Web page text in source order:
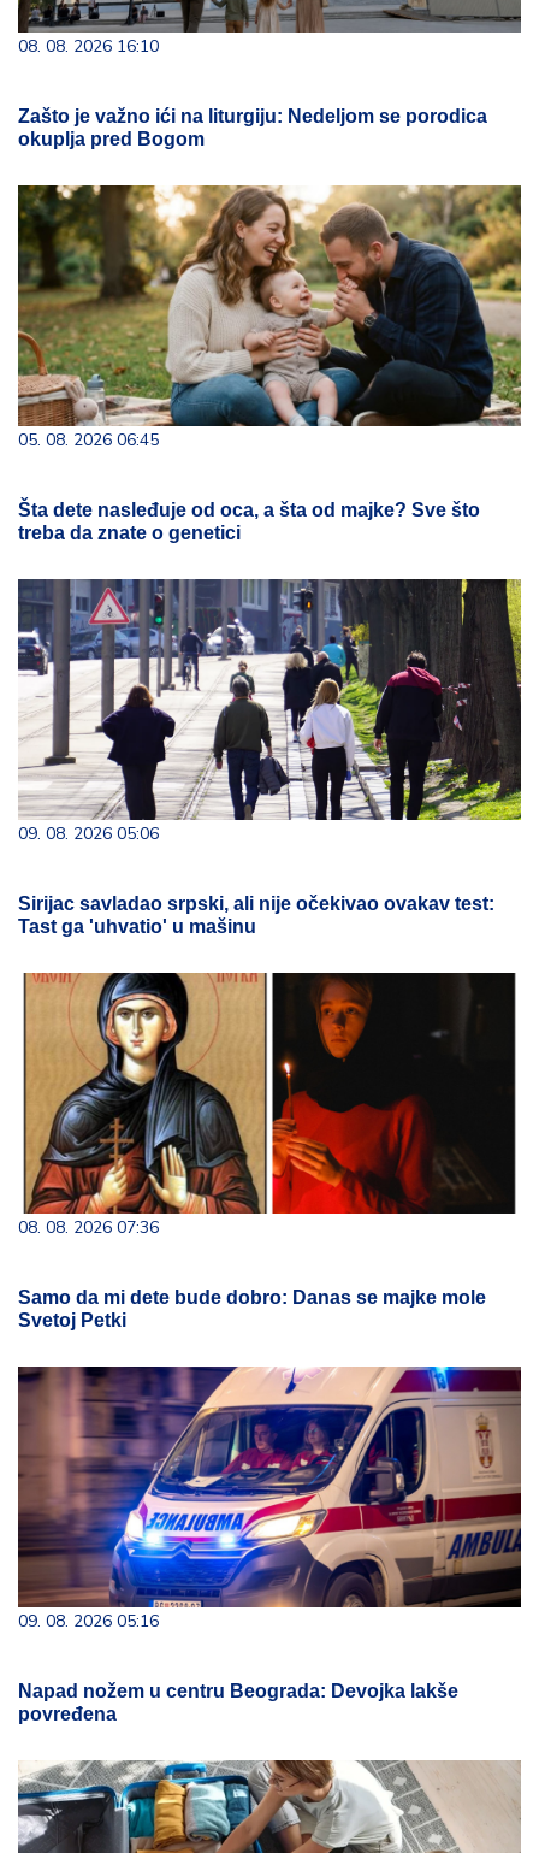
08. 08. 2026 16:10
Zašto je važno ići na liturgiju: Nedeljom se porodica
okuplja pred Bogom
05. 08. 2026 06:45
Šta dete nasleđuje od oca, a šta od majke? Sve što
treba da znate o genetici
09. 08. 2026 05:06
Sirijac savladao srpski, ali nije očekivao ovakav test:
Tast ga 'uhvatio' u mašinu
08. 08. 2026 07:36
Samo da mi dete bude dobro: Danas se majke mole
Svetoj Petki
09. 08. 2026 05:16
Napad nožem u centru Beograda: Devojka lakše
povređena